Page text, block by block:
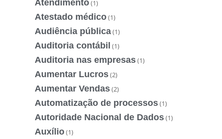
Atendimento(1)
Atestado médico(1)
Audiência pública(1)
Auditoria contábil (1)
Auditoria nas empresas(1)
Aumentar Lucros(2)
Aumentar Vendas(2)
Automatização de processos(1)
Autoridade Nacional de Dados(1)
Auxílio(1)